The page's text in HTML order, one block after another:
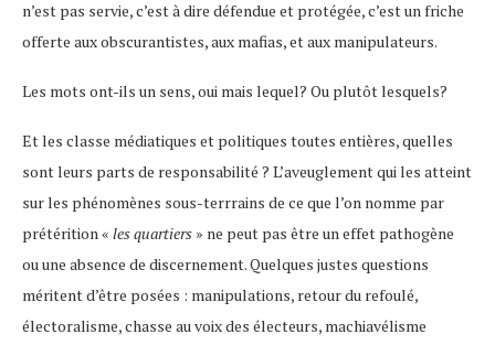
n’est pas servie, c’est à dire défendue et protégée, c’est un friche
offerte aux obscurantistes, aux mafias, et aux manipulateurs.
Les mots ont-ils un sens, oui mais lequel? Ou plutôt lesquels?
Et les classe médiatiques et politiques toutes entières, quelles
sont leurs parts de responsabilité ? L’aveuglement qui les atteint
sur les phénomènes sous-terrrains de ce que l’on nomme par
prétérition « les quartiers » ne peut pas être un effet pathogène
ou une absence de discernement. Quelques justes questions
méritent d’être posées : manipulations, retour du refoulé,
électoralisme, chasse au voix des électeurs, machiavélisme